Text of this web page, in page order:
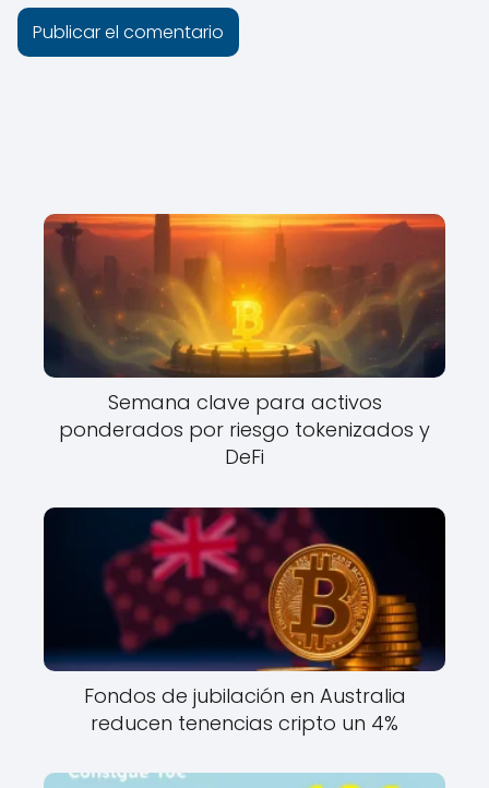
Semana clave para activos
ponderados por riesgo tokenizados y
DeFi
Fondos de jubilación en Australia
reducen tenencias cripto un 4%